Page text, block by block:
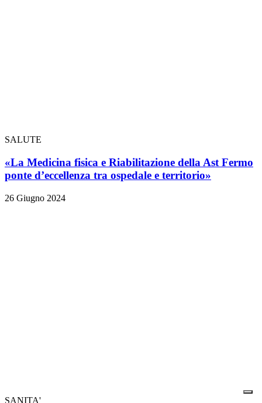
SALUTE
«La Medicina fisica e Riabilitazione della Ast Fermo
ponte d’eccellenza tra ospedale e territorio»
26 Giugno 2024
SANITA'